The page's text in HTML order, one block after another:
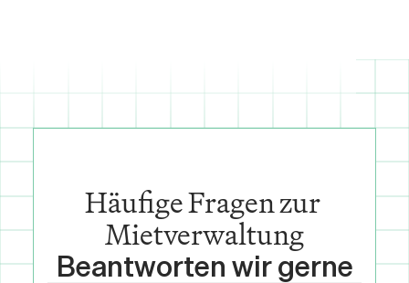
Häufige Fragen zur
Mietverwaltung
Beantworten wir gerne